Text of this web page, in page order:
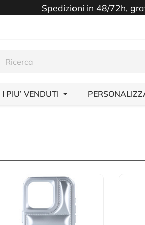
Spedizioni in 48/72h,
I PIU’ VENDUTI